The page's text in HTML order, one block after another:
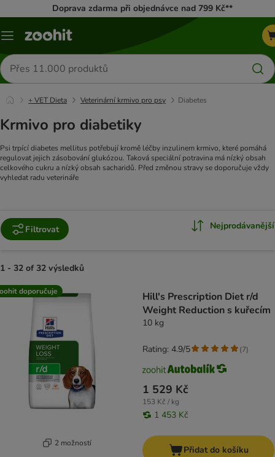
Doprava zdarma při objednávce nad 799 Kč**
Menu
Hledat
produkty
+ VET Dieta Veterinární krmivo pro psy Diabetes
Krmivo pro diabetiky
Psi trpící diabetes mellitus potřebují kromě léčby inzulinem krmivo, které pomáhá
regulovat jejich zásobování glukózou. Taková speciální potravina má nízký obsah
celkového cukru a nízký obsah sacharidů. Před změnou stravy se doporučuje vždy
vyhledat radu veterináře
Filtrovat Nejprodávanější
1 - 32 of 32 výsledků
product items have been changed
doporučuje
2 možností
Hill's Prescription Diet r/d
Weight Reduction s kuřecím
10 kg
1 529 Kč
153 Kč / kg
1 453 Kč
Rating: 4.9/5 (7)
Přidat do košíku